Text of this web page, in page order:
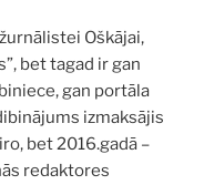
Oškājai,
bet tagad ir gan
gan portāla
izmaksājis
bet 2016.gadā –
redaktores